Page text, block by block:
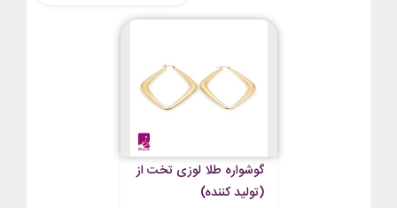
گوشواره طلا لوزی تخت از
(تولید کننده)